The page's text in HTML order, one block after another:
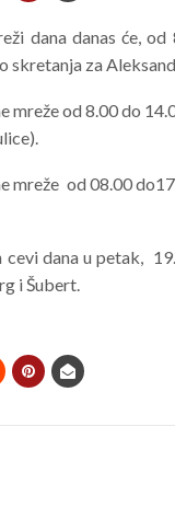
dana danas će,
skretanja za
od 8.00 do
od 08.00
dana u petak,
i Šubert.